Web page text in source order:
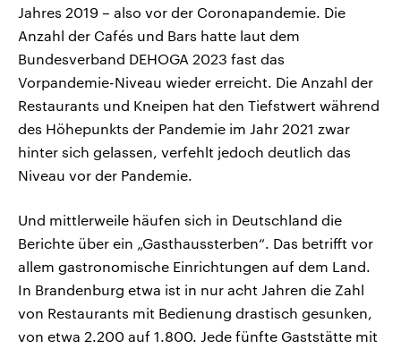
Jahres 2019 – also vor der Coronapandemie. Die
Anzahl der Cafés und Bars hatte laut dem
Bundesverband DEHOGA 2023 fast das
Vorpandemie-Niveau wieder erreicht. Die Anzahl der
Restaurants und Kneipen hat den Tiefstwert während
des Höhepunkts der Pandemie im Jahr 2021 zwar
hinter sich gelassen, verfehlt jedoch deutlich das
Niveau vor der Pandemie.
Und mittlerweile häufen sich in Deutschland die
Berichte über ein „Gasthaussterben“. Das betrifft vor
allem gastronomische Einrichtungen auf dem Land.
In Brandenburg etwa ist in nur acht Jahren die Zahl
von Restaurants mit Bedienung drastisch gesunken,
von etwa 2.200 auf 1.800. Jede fünfte Gaststätte mit